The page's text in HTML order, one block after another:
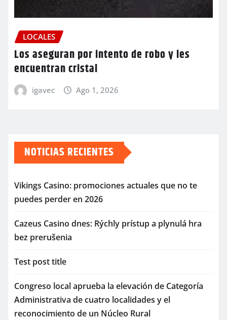
LOCALES
Los aseguran por intento de robo y les
encuentran cristal
igavec Ago 1, 2026
NOTICIAS RECIENTES
Vikings Casino: promociones actuales que no te
puedes perder en 2026
Cazeus Casino dnes: Rýchly prístup a plynulá hra
bez prerušenia
Test post title
Congreso local aprueba la elevación de Categoría
Administrativa de cuatro localidades y el
reconocimiento de un Núcleo Rural